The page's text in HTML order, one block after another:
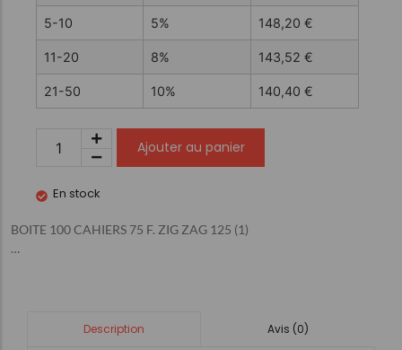
5-10 5% 148,20 €
11-20 8% 143,52 €
21-50 10% 140,40 €
Ajouter au panier
En stock
BOITE 100 CAHIERS 75 F. ZIG ZAG 125 (1)
…
Description Avis (0)